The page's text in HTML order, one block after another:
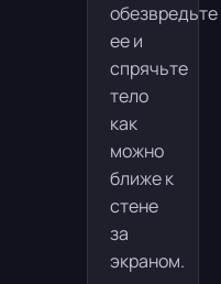
обезвредьте
ее и
спрячьте
тело
как
можно
ближе к
стене
за
экраном.